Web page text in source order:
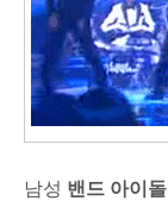
남성 밴드 아이돌